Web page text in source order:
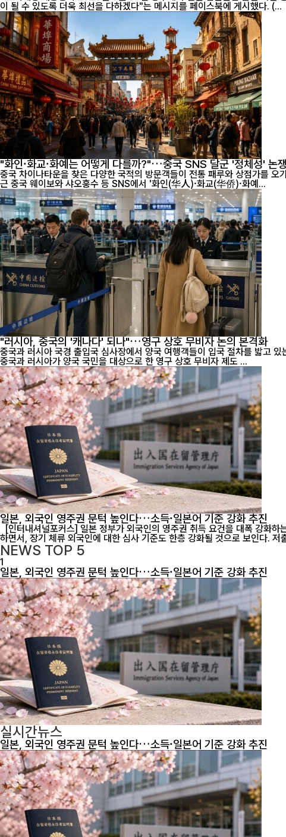
이 될 수 있도록 더욱 최선을 다하겠다"는 메시지를 페이스북에 게시했다. (...
"화인·화교·화예는 어떻게 다를까?"…중국 SNS 달군 '정체성' 논쟁
중국 차이나타운을 찾은 다양한 국적의 방문객들이 전통 패루와 상점가를 오가고 있
근 중국 웨이보와 샤오훙수 등 SNS에서 '화인(华人)·화교(华侨)·화예...
"러시아, 중국의 '캐나다' 되나"…영구 상호 무비자 논의 본격화
중국과 러시아 국경 출입국 심사장에서 양국 여행객들이 입국 절차를 밟고 있는 모
중국과 러시아가 양국 국민을 대상으로 한 영구 상호 무비자 제도 ...
일본, 외국인 영주권 문턱 높인다…소득·일본어 기준 강화 추진
[인터내셔널포커스] 일본 정부가 외국인의 영주권 취득 요건을 대폭 강화
하면서, 장기 체류 외국인에 대한 심사 기준도 한층 강화될 것으로 보인다. 저
NEWS TOP 5
1
일본, 외국인 영주권 문턱 높인다…소득·일본어 기준 강화 추진
실시간뉴스
일본, 외국인 영주권 문턱 높인다…소득·일본어 기준 강화 추진